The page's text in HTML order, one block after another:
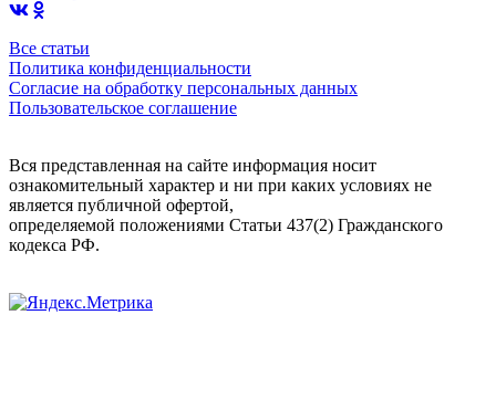
Все статьи
Политика конфиденциальности
Согласие на обработку персональных данных
Пользовательское соглашение
Вся представленная на сайте информация носит
ознакомительный характер и ни при каких условиях не
является публичной офертой,
определяемой положениями Статьи 437(2) Гражданского
кодекса РФ.